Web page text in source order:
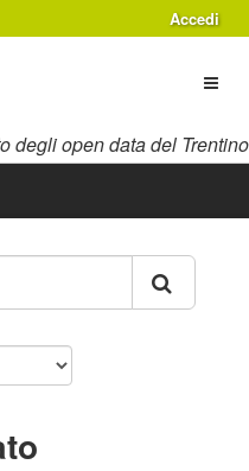
Accedi
degli open data del Trentino